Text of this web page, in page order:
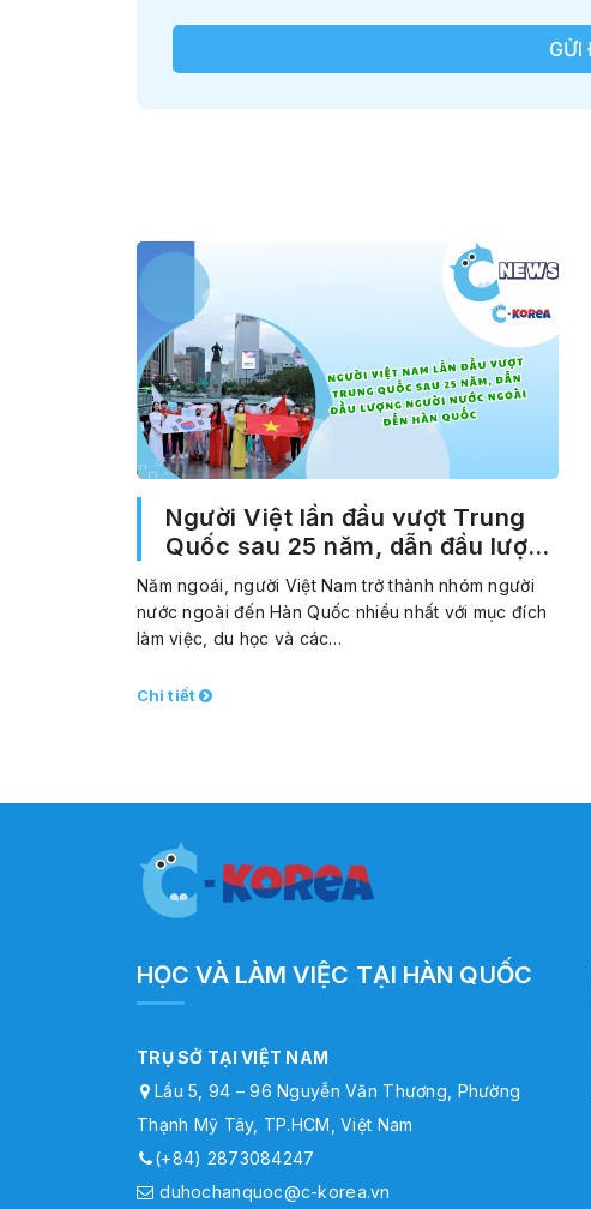
Người Việt lần đầu vượt Trung
Quốc sau 25 năm, dẫn đầu lượng
người nước ngoài đến Hàn Quốc
Năm ngoái, người Việt Nam trở thành nhóm người
nước ngoài đến Hàn Quốc nhiều nhất với mục đích
làm việc, du học và các…
Chi tiết
HỌC VÀ LÀM VIỆC TẠI HÀN QUỐC
TRỤ SỞ TẠI VIỆT NAM
Lầu 5, 94 – 96 Nguyễn Văn Thương, Phường
Thạnh Mỹ Tây, TP.HCM, Việt Nam
(+84) 2873084247
duhochanquoc@c-korea.vn